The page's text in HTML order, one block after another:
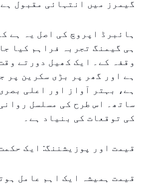
گیمرز میں انتہائی مقبول ہے۔
ہائبرڈ اپروچ کی اصل یہ ہے
ہی گیمنگ تجربہ فراہم کیا
وقفہ کے۔ ایک کھیل دورتے
ہے اور گھر پر بڑی سکرین پر
ہے، بہتر آواز اور اعلی
ساتھ۔ اس طرح کی مسلسل
کی توقعات کی بنیاد ہے۔
قیمت اور پوزیشننگ: ایک
قیمت ہمیشہ ایک اہم عامل